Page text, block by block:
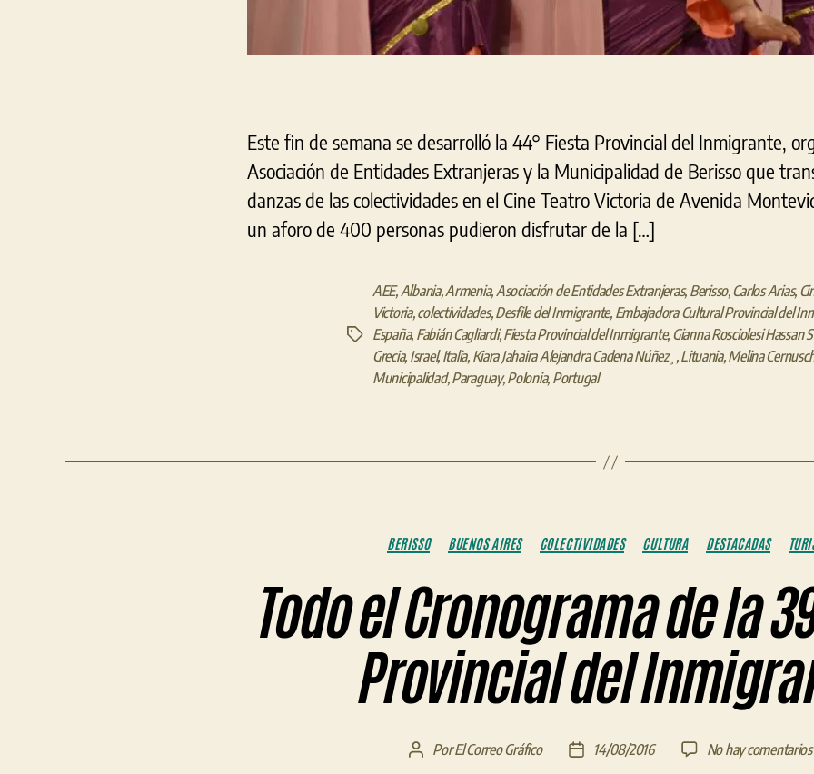
Este fin de semana se desarrolló la 44° Fiesta Provincial del Inmigrante,
Asociación de Entidades Extranjeras y la Municipalidad de Berisso que
danzas de las colectividades en el Cine Teatro Victoria de Avenida
un aforo de 400 personas pudieron disfrutar de la […]
Etiquetas
AEE,Albania,Armenia,Asociación de Entidades Extranjeras, Berisso,Carlos Arias,
Victoria,colectividades,Desfile del Inmigrante, Embajadora Cultural Provincial del
España, Fabián Cagliardi,Fiesta Provincial del Inmigrante, Gianna Rosciolesi Hassan
Grecia, Israel,Italia, Kiara Jahaira Alejandra Cadena Núñez¸ ,Lituania,Melina
Municipalidad,Paraguay,Polonia, Portugal
Categorías
BERISSO BUENOS AIRES COLECTIVIDADES CULTURA DESTACADAS
Todo el Cronograma de la
Provincial del
Autor
PorEl Correo Gráfico
Fecha14/08/2016 No hay comentarios